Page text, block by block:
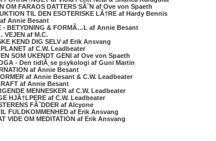
OM FARAOS DATTERS SÃ˜N af Ove von Spaeth
TIL DEN ESOTERISKE LÃ†RE af Hardy Bennis
Annie Besant
- BETYDNING & FORMÃ…L af Annie Besant
VEJEN af M.C.
KEND DIG SELV af Erik Ansvang
af C.W. Leadbeater
SOM UKENDT GENI af Ove von Spaeth
- Den tidlÃ¸se psykologi af Guni Martin
af Annie Besant
af Annie Besant & C.W. Leadbeater
af Annie Besant
MENNESKER af C.W. Leadbeater
HJÃ†LPERE af C.W. Leadbeater
FÃ˜DDER af Alcyone
FULDKOMMENHED af Erik Ansvang
VIDE OM MEDITATION af Erik Ansvang